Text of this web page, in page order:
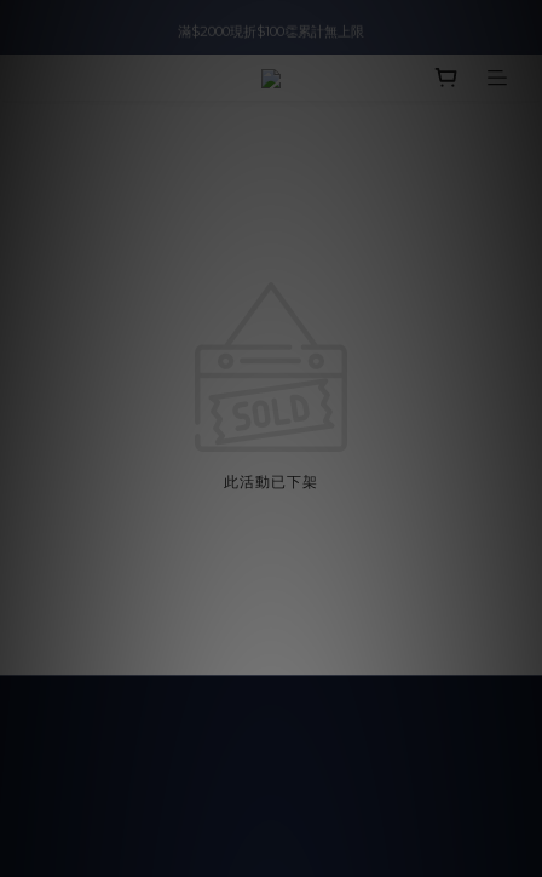
入會即領$888購物金🙌
滿$2000現折$100👏累計無上限
入會即領$888購物金🙌
此活動已下架